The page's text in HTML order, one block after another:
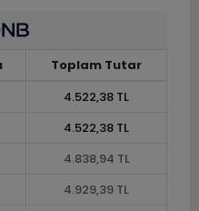
Toplam Tutar
4.522,38 TL
4.522,38 TL
4.838,94 TL
4.929,39 TL